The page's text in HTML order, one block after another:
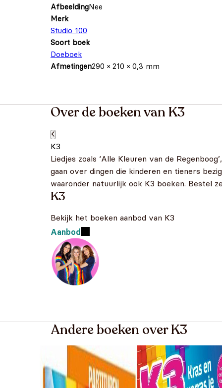
AfbeeldingNee
Merk
Studio 100
Soort boek
Doeboek
Afmetingen290 × 210 × 0,3 mm
Over de boeken van K3
K3
Liedjes zoals ‘Alle Kleuren van de
gaan over dingen die kinderen en tieners
waaronder natuurlijk ook K3 boeken. Bestel
K3
Bekijk het boeken aanbod van K3
Aanbod
Andere boeken over K3